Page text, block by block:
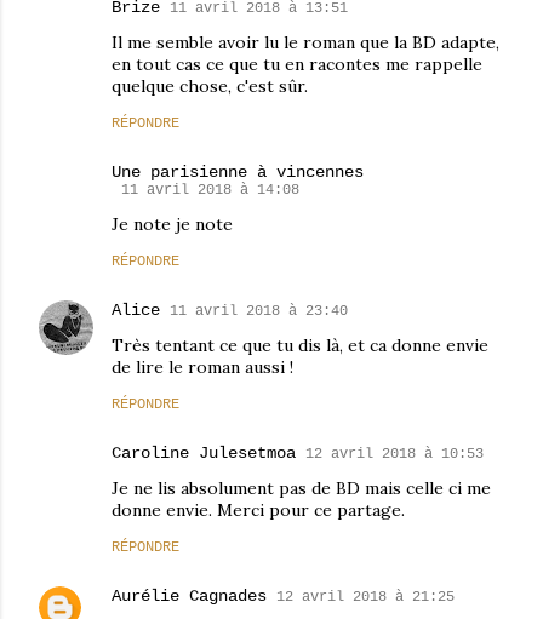
Brize 11 avril 2018 à 13:51
Il me semble avoir lu le roman que la BD adapte,
en tout cas ce que tu en racontes me rappelle
quelque chose, c'est sûr.
RÉPONDRE
Une parisienne à vincennes
11 avril 2018 à 14:08
Je note je note
RÉPONDRE
Alice 11 avril 2018 à 23:40
Très tentant ce que tu dis là, et ca donne envie
de lire le roman aussi !
RÉPONDRE
Caroline Julesetmoa 12 avril 2018 à 10:53
Je ne lis absolument pas de BD mais celle ci me
donne envie. Merci pour ce partage.
RÉPONDRE
Aurélie Cagnades 12 avril 2018 à 21:25